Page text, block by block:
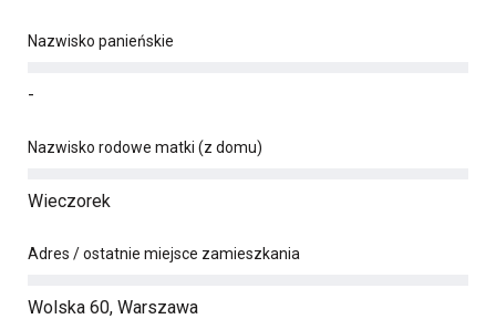
Nazwisko panieńskie
-
Nazwisko rodowe matki (z domu)
Wieczorek
Adres / ostatnie miejsce zamieszkania
Wolska 60, Warszawa